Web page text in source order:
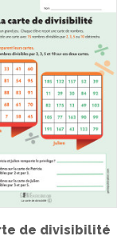
de divisibilité